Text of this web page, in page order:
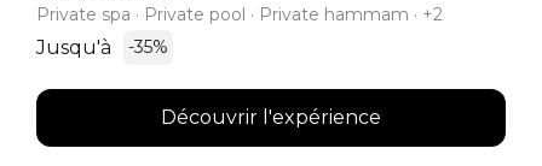
Private spa · Private pool · Private hammam · +2
Jusqu'à -35%
Découvrir l'expérience